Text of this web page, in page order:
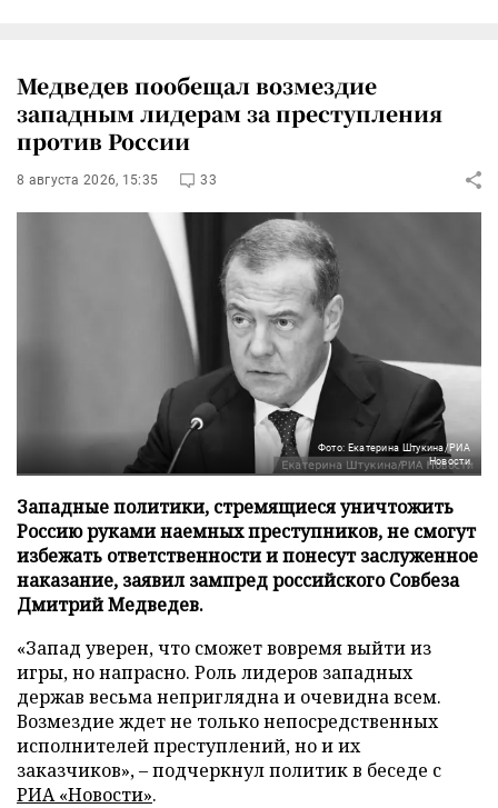
Медведев пообещал возмездие
западным лидерам за преступления
против России
8 августа 2026, 15:35 33
Фото: Екатерина Штукина/РИА
Новости
Западные политики, стремящиеся уничтожить
Россию руками наемных преступников, не смогут
избежать ответственности и понесут заслуженное
наказание, заявил зампред российского Совбеза
Дмитрий Медведев.
«Запад уверен, что сможет вовремя выйти из
игры, но напрасно. Роль лидеров западных
держав весьма неприглядна и очевидна всем.
Возмездие ждет не только непосредственных
исполнителей преступлений, но и их
заказчиков», – подчеркнул политик в беседе с
РИА «Новости».